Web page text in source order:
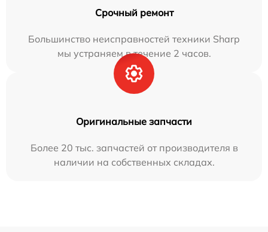
Срочный ремонт
Большинство неисправностей техники Sharp
мы устраняем в течение 2 часов.
Оригинальные запчасти
Более 20 тыс. запчастей от производителя в
наличии на собственных складах.